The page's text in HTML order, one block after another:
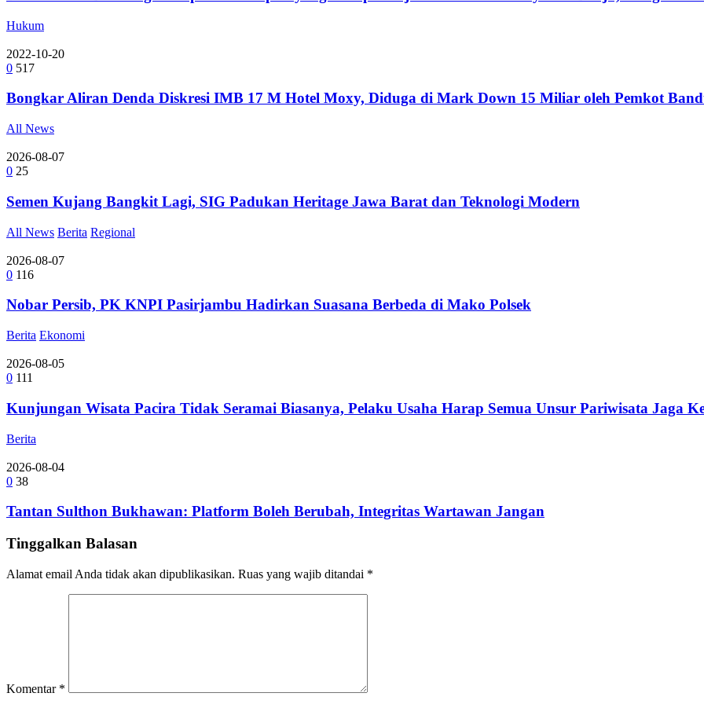
Hukum
2022-10-20
0 517
Bongkar Aliran Denda Diskresi IMB 17 M Hotel Moxy, Diduga di Mark Down 15 Miliar oleh Pemkot
All News
2026-08-07
0 25
Semen Kujang Bangkit Lagi, SIG Padukan Heritage Jawa Barat dan Teknologi Modern
All News Berita Regional
2026-08-07
0 116
Nobar Persib, PK KNPI Pasirjambu Hadirkan Suasana Berbeda di Mako Polsek
Berita Ekonomi
2026-08-05
0 111
Kunjungan Wisata Pacira Tidak Seramai Biasanya, Pelaku Usaha Harap Semua Unsur Pariwisata Jaga
Berita
2026-08-04
0 38
Tantan Sulthon Bukhawan: Platform Boleh Berubah, Integritas Wartawan Jangan
Tinggalkan Balasan
Alamat email Anda tidak akan dipublikasikan. Ruas yang wajib ditandai *
Komentar *